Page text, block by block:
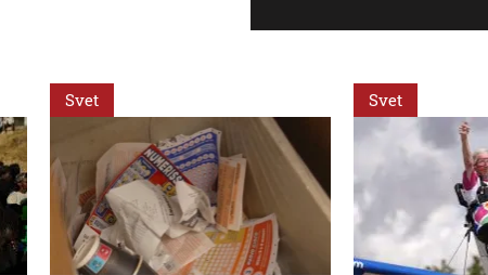
Svet Svet